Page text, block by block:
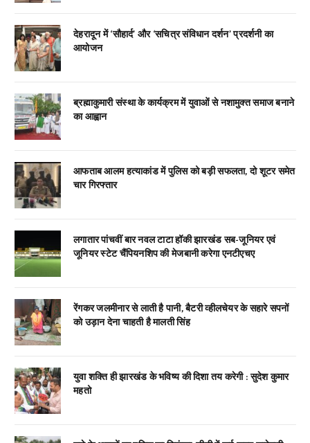
देहरादून में ‘सौहार्द’ और ‘सचित्र संविधान दर्शन’ प्रदर्शनी का
आयोजन
ब्रह्माकुमारी संस्था के कार्यक्रम में युवाओं से नशामुक्त समाज बनाने
का आह्वान
आफताब आलम हत्याकांड में पुलिस को बड़ी सफलता, दो शूटर समेत
चार गिरफ्तार
लगातार पांचवीं बार नवल टाटा हॉकी झारखंड सब-जूनियर एवं
जूनियर स्टेट चैंपियनशिप की मेजबानी करेगा एनटीएचए
रेंगकर जलमीनार से लाती है पानी, बैटरी व्हीलचेयर के सहारे सपनों
को उड़ान देना चाहती है मालती सिंह
युवा शक्ति ही झारखंड के भविष्य की दिशा तय करेगी : सुदेश कुमार
महतो